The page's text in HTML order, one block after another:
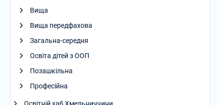
Вища
Вища передфахова
Загальна-середня
Освіта дітей з ООП
Позашкільна
Професійна